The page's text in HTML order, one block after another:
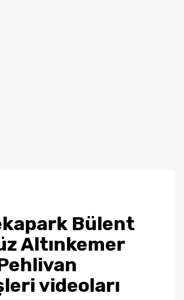
Bülent
Altınkemer
videoları